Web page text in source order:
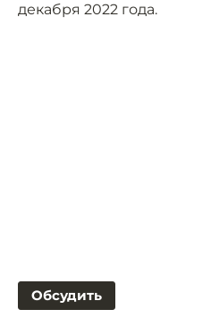
декабря 2022 года.
Обсудить